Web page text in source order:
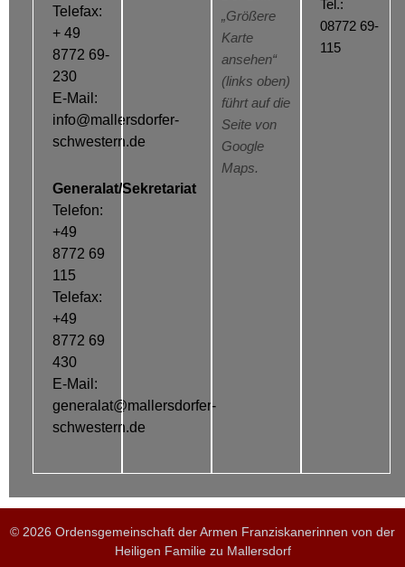
Telefax:
+ 49
8772 69-
230
E-Mail:
info@mallersdorfer-
schwestern.de
Generalat/Sekretariat
Telefon:
+49
8772 69
115
Telefax:
+49
8772 69
430
E-Mail:
generalat@mallersdorfer-
schwestern.de
„Größere
Karte
ansehen“
(links oben)
führt auf die
Seite von
Google
Maps.
Tel.:
08772 69-
115
© 2026 Ordensgemeinschaft der Armen Franziskanerinnen von der
Heiligen Familie zu Mallersdorf